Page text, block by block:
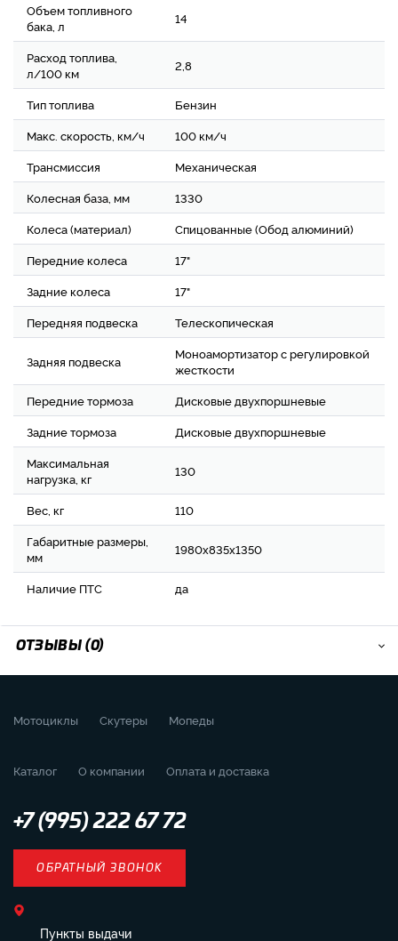
Объем топливного
бака, л
14
Расход топлива,
л/100 км
2,8
Тип топлива
Бензин
Макс. скорость, км/ч
100 км/ч
Трансмиссия
Механическая
Колесная база, мм
1330
Колеса (материал)
Cпицованные (Обод алюминий)
Передние колеса
17"
Задние колеса
17"
Передняя подвеска
Телескопическая
Задняя подвеска
Моноамортизатор с регулировкой
жесткости
Передние тормоза
Дисковые двухпоршневые
Задние тормоза
Дисковые двухпоршневые
Максимальная
нагрузка, кг
130
Вес, кг
110
Габаритные размеры,
мм
1980х835х1350
Наличие ПТС да
ОТЗЫВЫ (0)
Мотоциклы Скутеры Мопеды
Каталог О компании Оплата и доставка
+7 (995) 222 67 72
ОБРАТНЫЙ ЗВОНОК
Пункты выдачи